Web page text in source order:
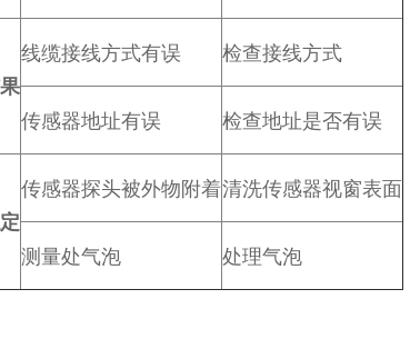
线缆接线方式有误 检查接线方式
传感器地址有误 检查地址是否有误
传感器探头被外物附着清洗传感器视窗表面
测量处气泡 处理气泡